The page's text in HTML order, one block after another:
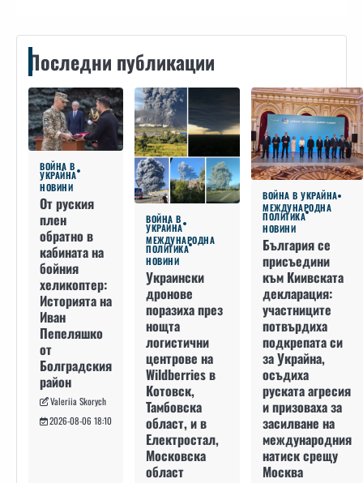
Последни публикации
ВОЙНА В
УКРАЙНА
НОВИНИ
От руския
плен
обратно в
кабината на
бойния
хеликоптер:
Историята на
Иван
Пепеляшко
от
Болградския
район
Valeriia Skorych
2026-08-06 18:10
ВОЙНА В
УКРАЙНА
МЕЖДУНАРОДНА
ПОЛИТИКА
НОВИНИ
Украински
дронове
поразиха през
нощта
логистични
центрове на
Wildberries в
Котовск,
Тамбовска
област, и в
Електростал,
Московска
област
ВОЙНА В УКРАЙНА
МЕЖДУНАРОДНА
ПОЛИТИКА
НОВИНИ
България се
присъедини
към Киивската
декларация:
участниците
потвърдиха
подкрепата си
за Украйна,
осъдиха
руската агресия
и призоваха за
засилване на
международния
натиск срещу
Москва